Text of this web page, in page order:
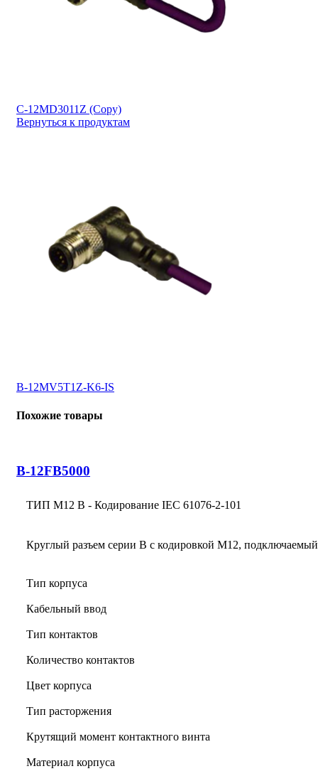
C-12MD3011Z (Copy)
Вернуться к продуктам
B-12MV5T1Z-K6-IS
Похожие товары
B-12FB5000
ТИП M12 B - Кодирование IEC 61076-2-101
Круглый разъем серии B с кодировкой M12,
Тип корпуса
Кабельный ввод
Тип контактов
Количество контактов
Цвет корпуса
Тип расторжения
Крутящий момент контактного винта
Материал корпуса